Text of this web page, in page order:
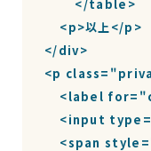
        </table>
    <p>以上</p>
</div>
<p
<label
<input
<span